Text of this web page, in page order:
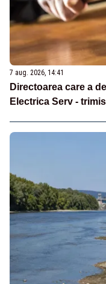
7 aug. 2026, 14:41
Directoarea care a
Electrica Serv -